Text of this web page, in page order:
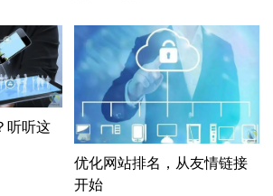
听听这
优化网站排名，从友情链接
开始